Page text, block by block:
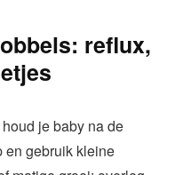
reflux,
je baby na de
en gebruik kleine